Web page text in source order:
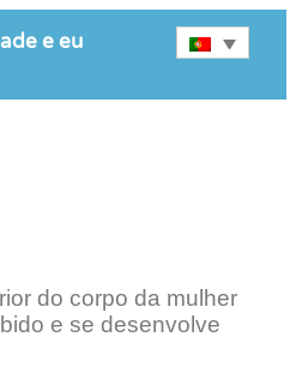
e eu
do corpo da mulher
e se desenvolve